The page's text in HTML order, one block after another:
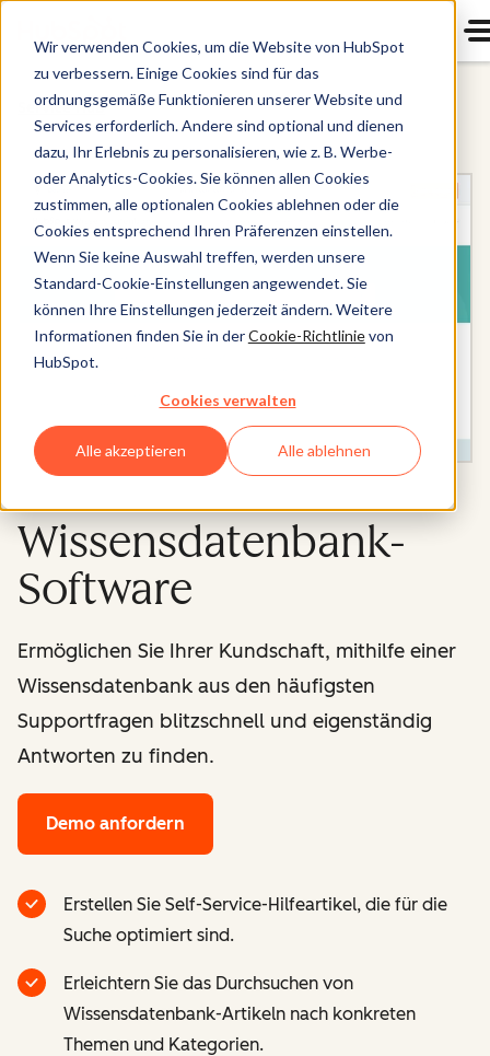
Wir verwenden Cookies, um die Website von HubSpot
zu verbessern. Einige Cookies sind für das
ordnungsgemäße Funktionieren unserer Website und
Services erforderlich. Andere sind optional und dienen
dazu, Ihr Erlebnis zu personalisieren, wie z. B. Werbe-
oder Analytics-Cookies. Sie können allen Cookies
zustimmen, alle optionalen Cookies ablehnen oder die
Cookies entsprechend Ihren Präferenzen einstellen.
Wenn Sie keine Auswahl treffen, werden unsere
Standard-Cookie-Einstellungen angewendet. Sie
können Ihre Einstellungen jederzeit ändern. Weitere
Informationen finden Sie in derCookie-Richtlinievon
HubSpot.
Cookies verwalten
Alle akzeptieren Alle ablehnen
Service Hub
Wissensdatenbank-
Software
Ermöglichen Sie Ihrer Kundschaft, mithilfe einer
Wissensdatenbank aus den häufigsten
Supportfragen blitzschnell und eigenständig
Antworten zu finden.
Demo anfordern
Erstellen Sie Self-Service-Hilfeartikel, die für die
Suche optimiert sind.
Erleichtern Sie das Durchsuchen von
Wissensdatenbank-Artikeln nach konkreten
Themen und Kategorien.